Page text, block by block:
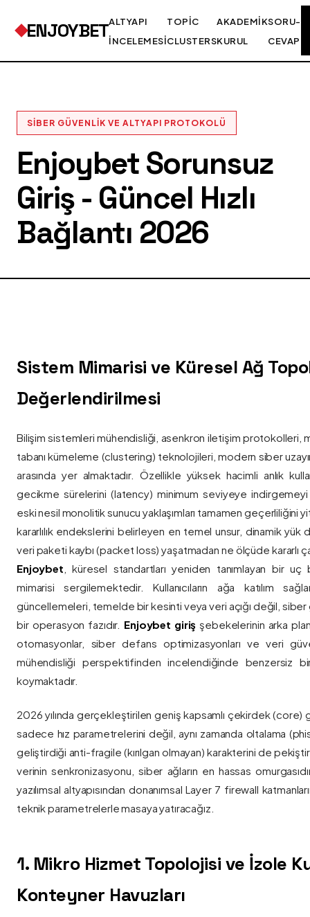
ENJOYBETALTYAPI
İNCELEMESI
TOPIC
CLUSTERS
AKADEMIK
KURUL
SORU-
CEVAP
SIBER GÜVENLIK VE ALTYAPI PROTOKOLÜ
Enjoybet Sorunsuz
Giriş - Güncel Hızlı
Bağlantı 2026
Sistem Mimarisi ve Küresel Ağ
Değerlendirilmesi
Bilişim sistemleri mühendisliği, asenkron iletişim protokolleri,
tabanı kümeleme (clustering) teknolojileri, modern siber
arasında yer almaktadır. Özellikle yüksek hacimli anlık
gecikme sürelerini (latency) minimum seviyeye
eski nesil monolitik sunucu yaklaşımları tamamen geçerliliğini
kararlılık endekslerini belirleyen en temel unsur, dinamik yük
veri paketi kaybı (packet loss) yaşatmadan ne ölçüde kararlı
Enjoybet , küresel standartları yeniden tanımlayan bir
mimarisi sergilemektedir. Kullanıcıların ağa katılım
güncellemeleri, temelde bir kesinti veya veri açığı değil, siber
bir operasyon fazıdır. Enjoybet giriş şebekelerinin arka
otomasyonlar, siber defans optimizasyonları ve veri
mühendisliği perspektifinden incelendiğinde benzersiz
koymaktadır.
2026 yılında gerçekleştirilen geniş kapsamlı çekirdek
sadece hız parametrelerini değil, aynı zamanda oltalama
geliştirdiği anti-fragile (kırılgan olmayan) karakterini de
verinin senkronizasyonu, siber ağların en hassas
yazılımsal altyapısından donanımsal Layer 7 firewall
teknik parametrelerle masaya yatıracağız.
1. Mikro Hizmet Topolojisi ve İzole
Konteyner Havuzları